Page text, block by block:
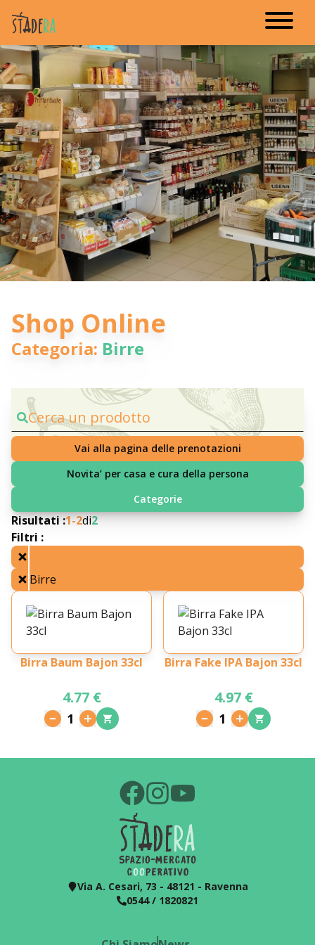
Shop Online
Categoria: Birre
Cerca un prodotto
Vai alla pagina delle prenotazioni
Novita’ per casa e cura della persona
Categorie
Risultati :1-2di2
Filtri :
Birre
Birra Baum Bajon 33cl
4.77 €
1
Birra Fake IPA Bajon 33cl
4.97 €
1
Via A. Cesari, 73 - 48121 - Ravenna
0544 / 1820821